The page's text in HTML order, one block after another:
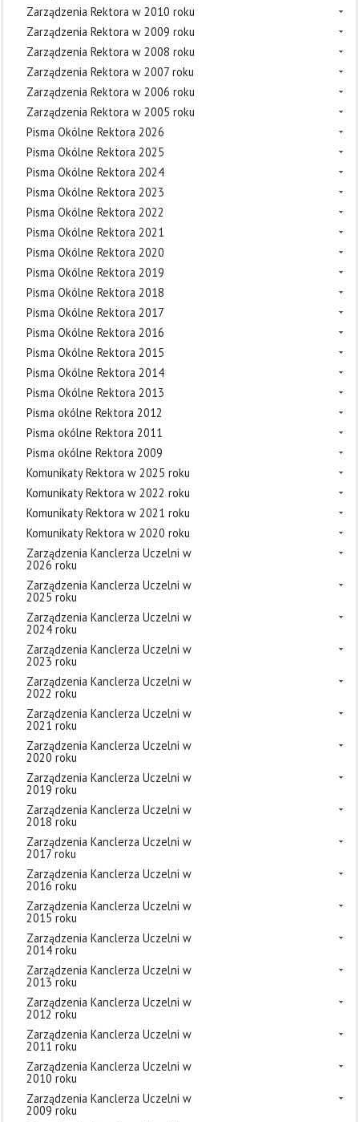
Zarządzenia Rektora w 2010 roku
Zarządzenia Rektora w 2009 roku
Zarządzenia Rektora w 2008 roku
Zarządzenia Rektora w 2007 roku
Zarządzenia Rektora w 2006 roku
Zarządzenia Rektora w 2005 roku
Pisma Okólne Rektora 2026
Pisma Okólne Rektora 2025
Pisma Okólne Rektora 2024
Pisma Okólne Rektora 2023
Pisma Okólne Rektora 2022
Pisma Okólne Rektora 2021
Pisma Okólne Rektora 2020
Pisma Okólne Rektora 2019
Pisma Okólne Rektora 2018
Pisma Okólne Rektora 2017
Pisma Okólne Rektora 2016
Pisma Okólne Rektora 2015
Pisma Okólne Rektora 2014
Pisma Okólne Rektora 2013
Pisma okólne Rektora 2012
Pisma okólne Rektora 2011
Pisma okólne Rektora 2009
Komunikaty Rektora w 2025 roku
Komunikaty Rektora w 2022 roku
Komunikaty Rektora w 2021 roku
Komunikaty Rektora w 2020 roku
Zarządzenia Kanclerza Uczelni w
2026 roku
Zarządzenia Kanclerza Uczelni w
2025 roku
Zarządzenia Kanclerza Uczelni w
2024 roku
Zarządzenia Kanclerza Uczelni w
2023 roku
Zarządzenia Kanclerza Uczelni w
2022 roku
Zarządzenia Kanclerza Uczelni w
2021 roku
Zarządzenia Kanclerza Uczelni w
2020 roku
Zarządzenia Kanclerza Uczelni w
2019 roku
Zarządzenia Kanclerza Uczelni w
2018 roku
Zarządzenia Kanclerza Uczelni w
2017 roku
Zarządzenia Kanclerza Uczelni w
2016 roku
Zarządzenia Kanclerza Uczelni w
2015 roku
Zarządzenia Kanclerza Uczelni w
2014 roku
Zarządzenia Kanclerza Uczelni w
2013 roku
Zarządzenia Kanclerza Uczelni w
2012 roku
Zarządzenia Kanclerza Uczelni w
2011 roku
Zarządzenia Kanclerza Uczelni w
2010 roku
Zarządzenia Kanclerza Uczelni w
2009 roku